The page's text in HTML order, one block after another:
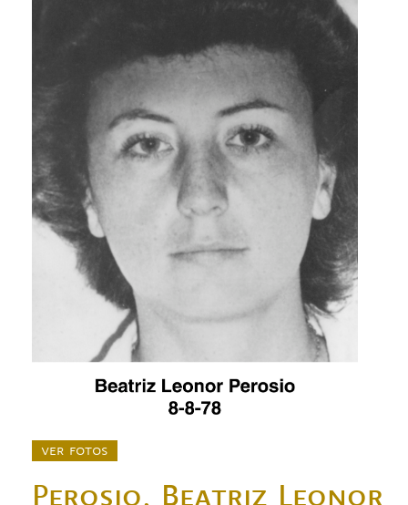
ver fotos
Perosio, Beatriz Leonor